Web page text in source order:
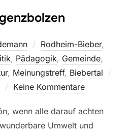
Rodheim-Bieber,
, Pädagogik, Gemeinde,
, Meinungstreff, Biebertal
Keine Kommentare
wenn alle darauf achten
Umwelt und